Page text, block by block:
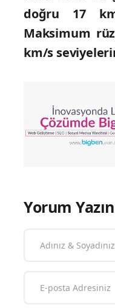
doğru 17
Maksimum
km/s
Yorum Yazın